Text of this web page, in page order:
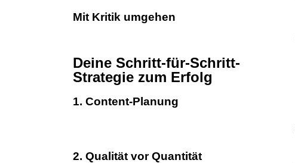
Mit Kritik umgehen
Deine Schritt-für-Schritt-
Strategie zum Erfolg
1. Content-Planung
2. Qualität vor Quantität